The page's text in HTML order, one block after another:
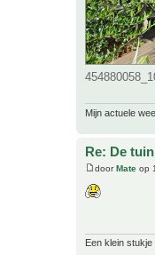
Mijn actuele
Re: De
doorMate op
Een klein stukje